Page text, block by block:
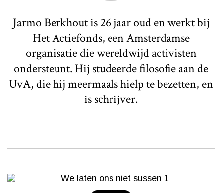
Jarmo Berkhout is 26 jaar oud en werkt bij
Het Actiefonds, een Amsterdamse
organisatie die wereldwijd activisten
ondersteunt. Hij studeerde filosofie aan de
UvA, die hij meermaals hielp te bezetten, en
is schrijver.